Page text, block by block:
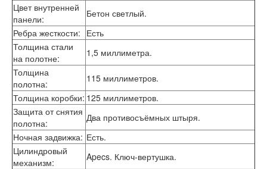
Цвет внутренней
панели:
Бетон светлый.
Ребра жесткости: Есть
Толщина стали
на полотне:
1,5 миллиметра.
Толщина
полотна:
115 миллиметров.
Толщина коробки: 125 миллиметров.
Защита от снятия
полотна:
Два противосъёмных штыря.
Ночная задвижка: Есть.
Цилиндровый
механизм:
Apecs. Ключ-вертушка.